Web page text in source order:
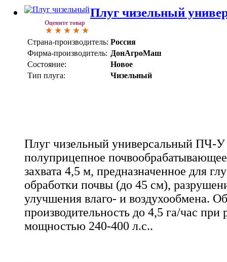
Оцените товар
Плуг чизельный
Страна-производитель: Россия
Фирма-производитель: ДонАгроМаш
Состояние:
Новое
Тип плуга:
Чизельный
Плуг чизельный универсальный ПЧ-У
полуприцепное
захвата 4,5 м, предназначенное для
обработки почвы (до 45 см),
улучшения влаго- и воздухообмена.
производительность до 4,5 га/час при
мощностью 240-400 л.с..